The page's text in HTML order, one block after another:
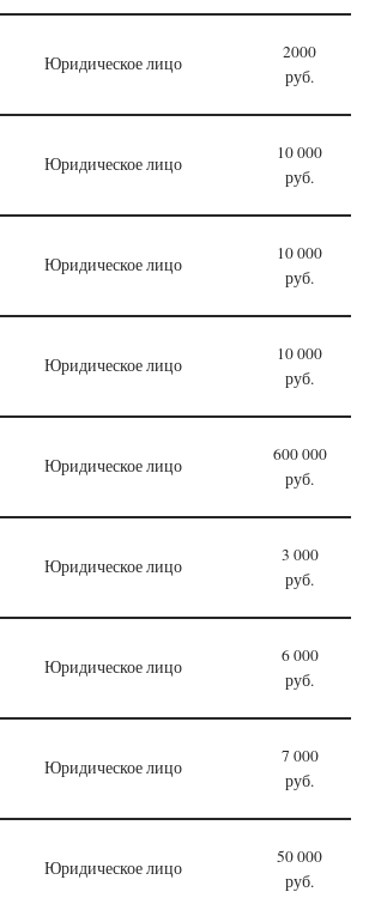
Юридическое лицо
2000
руб.
Юридическое лицо
10 000
руб.
Юридическое лицо
10 000
руб.
Юридическое лицо
10 000
руб.
Юридическое лицо
600 000
руб.
Юридическое лицо
3 000
руб.
Юридическое лицо
6 000
руб.
Юридическое лицо
7 000
руб.
Юридическое лицо
50 000
руб.